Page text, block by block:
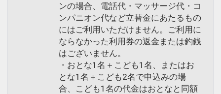
ンの場合、電話代・マッサージ代・コ
ンパニオン代など立替金にあたるもの
にはご利用いただけません。ご利用に
ならなかった利用券の返金または釣銭
はございません。
・おとな1名＋こども1名、またはお
とな1名＋こども2名で申込みの場
合、こども1名の代金はおとなと同額